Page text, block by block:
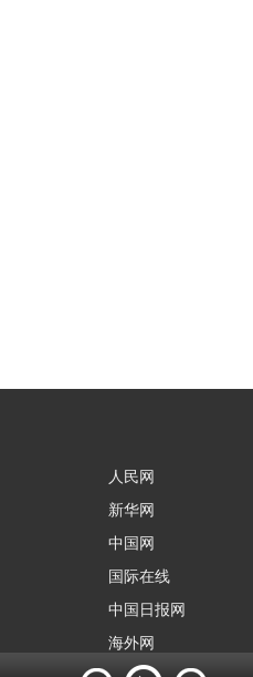
人民网
新华网
中国网
国际在线
中国日报网
海外网